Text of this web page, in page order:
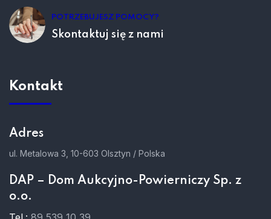
POTRZEBUJESZ POMOCY?
Skontaktuj się z nami
Kontakt
Adres
ul. Metalowa 3, 10-603 Olsztyn / Polska
DAP – Dom Aukcyjno-Powierniczy Sp. z
o.o.